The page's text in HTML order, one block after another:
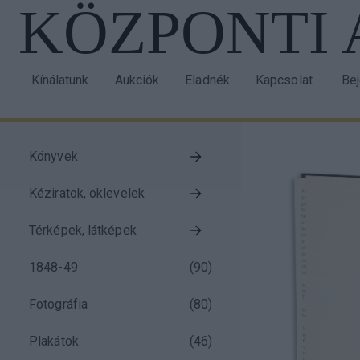
Ugrás
tartalomra
navigation
Kínálatunk Aukciók Eladnék Kapcsolat
block
Könyvek
Kéziratok, oklevelek
Térképek, látképek
1848-49 (90)
Fotográfia (80)
Plakátok (46)